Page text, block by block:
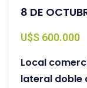
8 DE
U$S 600.000
Local
lateral doble